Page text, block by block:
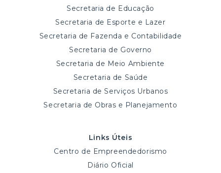
Secretaria de Educação
Secretaria de Esporte e Lazer
Secretaria de Fazenda e Contabilidade
Secretaria de Governo
Secretaria de Meio Ambiente
Secretaria de Saúde
Secretaria de Serviços Urbanos
Secretaria de Obras e Planejamento
Links Úteis
Centro de Empreendedorismo
Diário Oficial